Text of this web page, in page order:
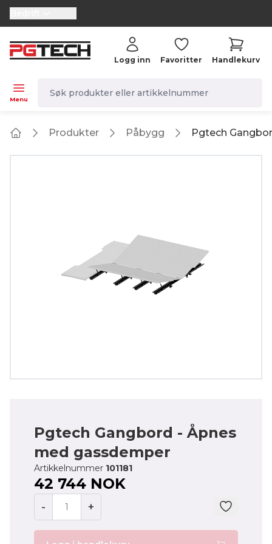
selector.vat
Menu
Logg inn Favoritter Handlekurv
Produkter Påbygg Pgtech
Pgtech Gangbord - Åpnes
med gassdemper
Artikkelnummer 101181
42 744 NOK
- +